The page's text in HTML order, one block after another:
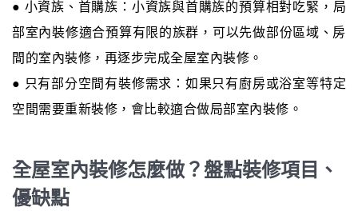
● 小資族、首購族：小資族與首購族的預算相對吃緊，局
部室內裝修適合預算有限的族群，可以先做部份區域、房
間的室內裝修，再逐步完成全屋室內裝修。
● 只有部分空間有裝修需求：如果只有廚房或浴室等特定
空間需要重新裝修，會比較適合做局部室內裝修。
全屋室內裝修怎麼做？盤點裝修項目、
優缺點